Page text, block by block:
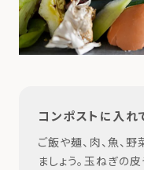
コンポストに入れ
ご飯や麺、肉、魚、
ましょう。玉ねぎの